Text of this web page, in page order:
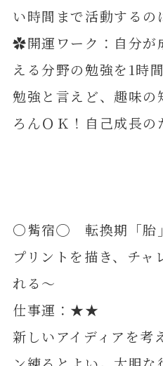
い時間まで活動するの
✿開運ワーク：自分が
える分野の勉強を1時間
勉強と言えど、趣味の
ろんＯＫ！自己成長の
〇觜宿◯ 転換期「胎
プリントを描き、チャ
れる～
仕事運：★★
新しいアイディアを考